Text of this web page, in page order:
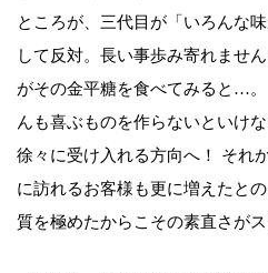
ところが、三代目が「いろんな
して反対。長い事歩み寄れませ
がその金平糖を食べてみると…
んも喜ぶものを作らないといけ
徐々に受け入れる方向へ！ それ
に訪れるお客様も更に増えたと
質を極めたからこその素直さがス